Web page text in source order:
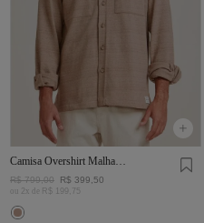
Camisa Overshirt Malha
Rústica Khaki
R$ 799,00 R$ 399,50
ou 2 x de R$ 75